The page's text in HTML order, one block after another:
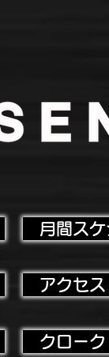
月間ス
アクセ
クローク